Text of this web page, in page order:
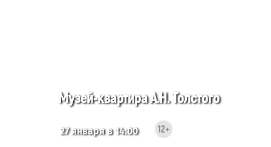
Музей-квартира А.Н. Толстого
27 января в 14:00 12+